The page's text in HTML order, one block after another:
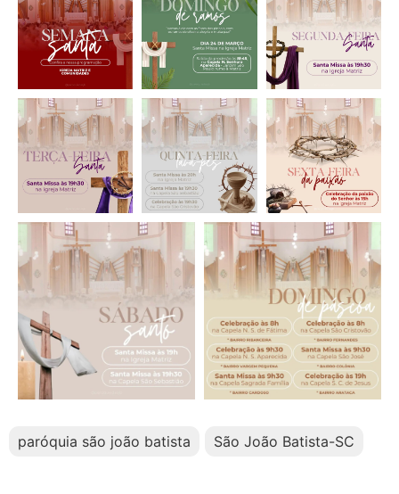
paróquia são joão batista São João Batista-SC